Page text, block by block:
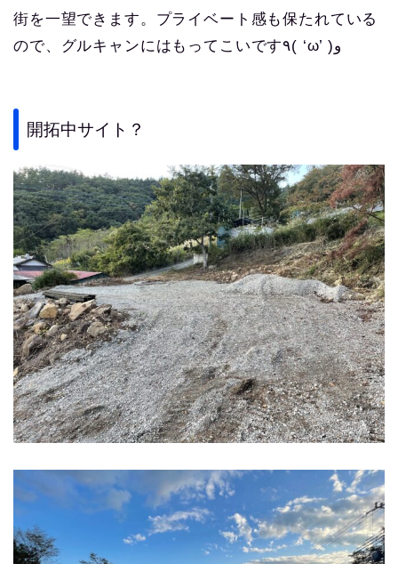
街を一望できます。プライベート感も保たれている
ので、グルキャンにはもってこいです٩( ‘ω’ )و
開拓中サイト？